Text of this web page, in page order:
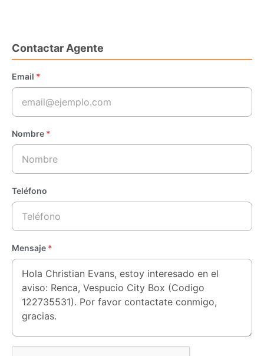
Contactar Agente
Email *
Nombre *
Teléfono
Mensaje *